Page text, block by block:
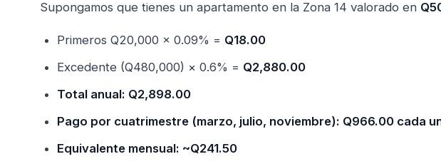
Supongamos que tienes un apartamento en la Zona 14 valorado en
Primeros Q20,000 × 0.09% = Q18.00
Excedente (Q480,000) × 0.6% = Q2,880.00
Total anual: Q2,898.00
Pago por cuatrimestre (marzo, julio, noviembre): Q966.00 cada
Equivalente mensual: ~Q241.50